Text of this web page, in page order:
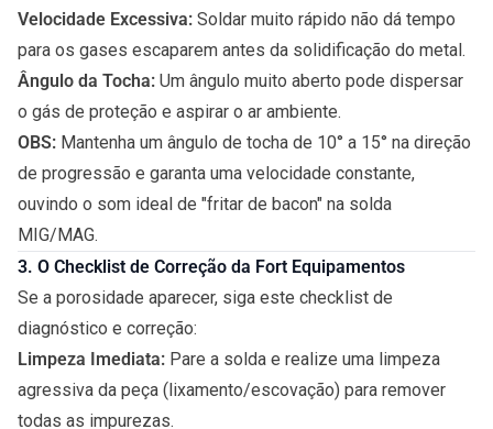
Velocidade Excessiva: Soldar muito rápido não dá tempo
para os gases escaparem antes da solidificação do metal.
Ângulo da Tocha: Um ângulo muito aberto pode dispersar
o gás de proteção e aspirar o ar ambiente.
OBS: Mantenha um ângulo de tocha de 10° a 15° na direção
de progressão e garanta uma velocidade constante,
ouvindo o som ideal de "fritar de bacon" na solda
MIG/MAG.
3. O Checklist de Correção da Fort Equipamentos
Se a porosidade aparecer, siga este checklist de
diagnóstico e correção:
Limpeza Imediata: Pare a solda e realize uma limpeza
agressiva da peça (lixamento/escovação) para remover
todas as impurezas.